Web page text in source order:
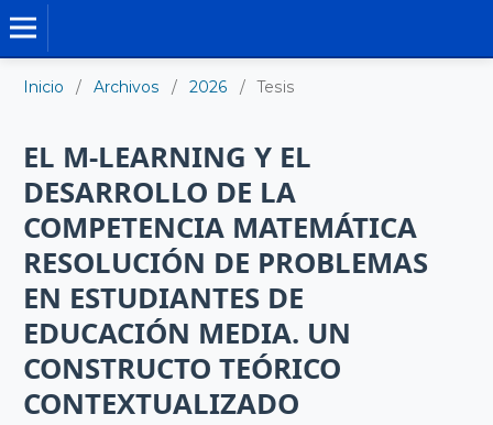
Inicio / Archivos / 2026 / Tesis
EL M-LEARNING Y EL
DESARROLLO DE LA
COMPETENCIA MATEMÁTICA
RESOLUCIÓN DE PROBLEMAS
EN ESTUDIANTES DE
EDUCACIÓN MEDIA. UN
CONSTRUCTO TEÓRICO
CONTEXTUALIZADO